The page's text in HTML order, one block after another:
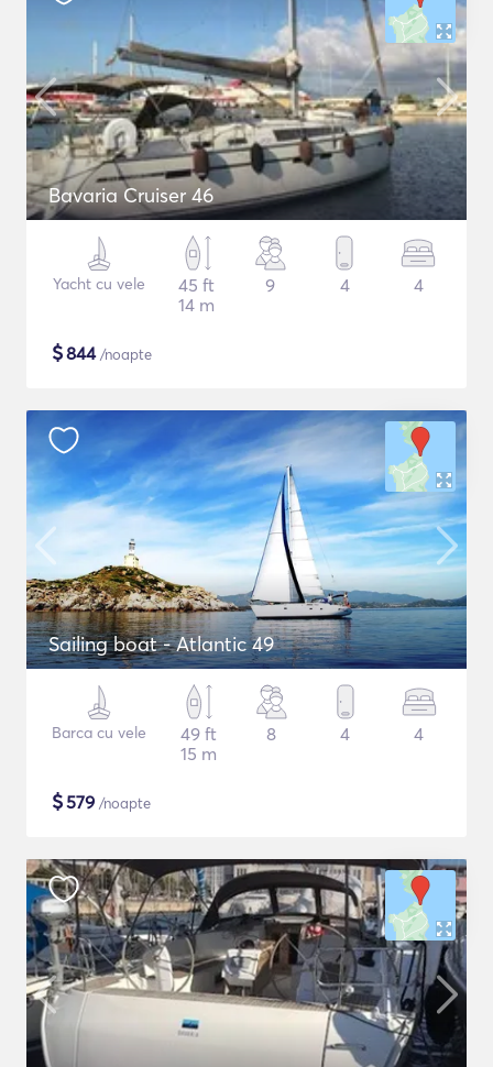
Bavaria Cruiser 46
Yacht cu vele
45 ft
14 m
9 4 4
$844/noapte
Sailing boat - Atlantic 49
Barca cu vele
49 ft
15 m
8 4 4
$579 /noapte